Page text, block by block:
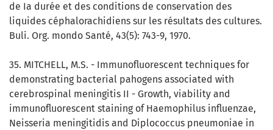
de Ia durée et des conditions de conservation des
liquides céphalorachidiens sur les résultats des cultures.
Buli. Org. mondo Santé, 43(5): 743-9, 1970.
35. MITCHELL, M.S. - Immunofluorescent techniques for
demonstrating bacterial pahogens associated with
cerebrospinal meningitis II - Growth, viability and
immunofluorescent staining of Haemophilus influenzae,
Neisseria meningitidis and Diplococcus pneumoniae in